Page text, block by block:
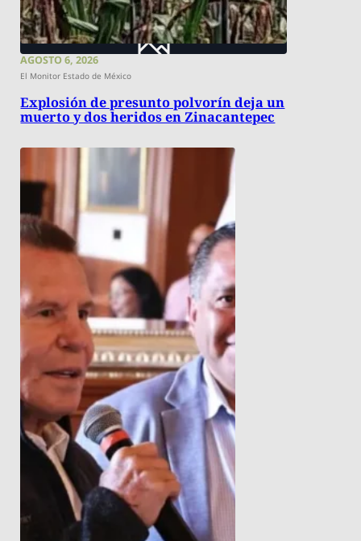
AGOSTO 6, 2026
El Monitor Estado de México
Explosión de presunto polvorín deja un
muerto y dos heridos en Zinacantepec